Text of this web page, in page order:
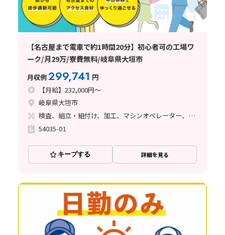
【名古屋まで電車で約1時間20分】初心者可の工場ワ
ーク/月29万/寮費無料/岐阜県大垣市
月収例299,741 円
【月給】232,000円～
岐阜県大垣市
検査、組立・組付け、加工、マシンオペレーター、クリーンルーム、品質管理、ハンダ付け、立ち作業
54035-01
キープする 詳細を見る